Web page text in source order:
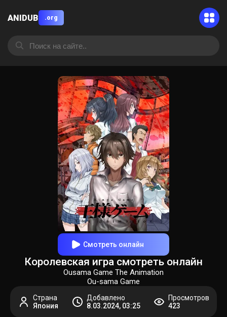
ANIDUB .org
Смотреть онлайн
Королевская игра смотреть онлайн
Ousama Game The Animation
Ou-sama Game
Страна
Япония
Добавлено
8.03.2024, 03:25
Просмотров
423